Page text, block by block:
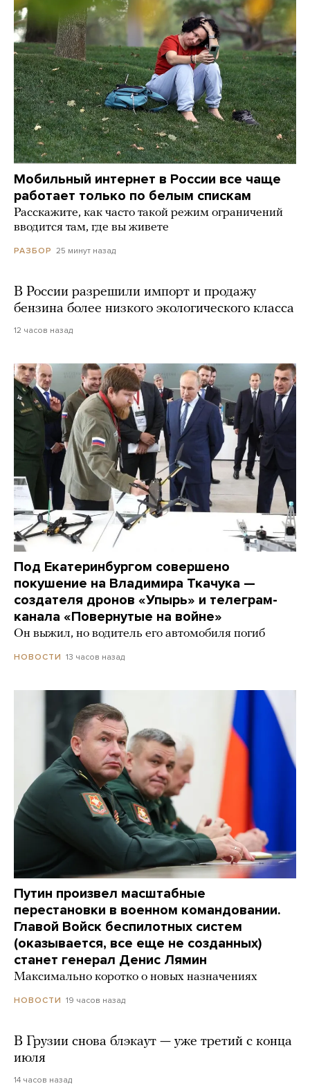
Мобильный интернет в России все чаще
работает только по белым спискам
Расскажите, как часто такой режим ограничений
вводится там, где вы живете
РАЗБОР 25 минут назад
В России разрешили импорт и продажу
бензина более низкого экологического класса
12 часов назад
Под Екатеринбургом совершено
покушение на Владимира Ткачука —
создателя дронов «Упырь» и телеграм-
канала «Повернутые на войне»
Он выжил, но водитель его автомобиля погиб
НОВОСТИ 13 часов назад
Путин произвел масштабные
перестановки в военном командовании.
Главой Войск беспилотных систем
(оказывается, все еще не созданных)
станет генерал Денис Лямин
Максимально коротко о новых назначениях
НОВОСТИ 19 часов назад
В Грузии снова блэкаут — уже третий с конца
июля
14 часов назад